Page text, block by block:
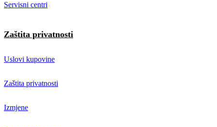
Servisni centri
Zaštita privatnosti
Uslovi kupovine
Zaštita privatnosti
Izmjene